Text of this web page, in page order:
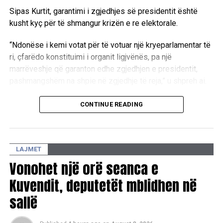
Sipas Kurtit, garantimi i zgjedhjes së presidentit është
kusht kyç për të shmangur krizën e re elektorale.
“Ndonëse i kemi votat për të votuar një kryeparlamentar të
ri, çfarëdo konstituimi i organit ligjvënës, pa një
marrëveshje që garanton edhe zgjedhjen e presidentit,
Kreu i LVV-së ritheksoi nevojën për dialog të drejtpërdrejtë
me krerët e partive të tjera parlamentare për të arritur një
paketë të plotë marrëveshjeje për të gjitha institucionet
“Andaj insistimi ynë i drejtë është që të ulemi, të
bisedojmë, të merremi dhe vetëm nga lartësia e një
marrëveshjeje politike dhe nga gjerësia e një marrëveshje
mes meje dhe liderët e partive të tjera parlamentare, të
konstituojmë Kuvendin, Qeverinë dhe ta zgjedhim
presidentin,” deklaroi Kurti.
CONTINUE READING
LAJMET
Vonohet një orë seanca e
Kuvendit, deputetët mblidhen në
sallë